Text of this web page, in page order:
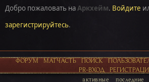
Добро пожаловать наАркхейм. Войдите
зарегистрируйтесь.
ФОРУМ МАТЧАСТЬ ПОИСК
PR-ВХОД
активные последние